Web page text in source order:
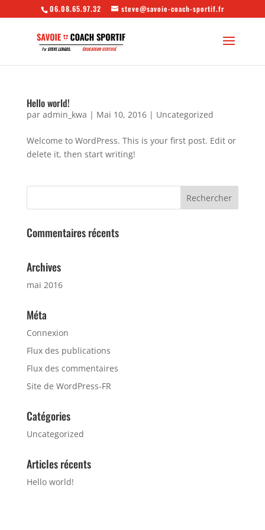
06.08.65.97.32 steve@savoie-coach-sportif.fr
Hello world!
par admin_kwa | Mai 10, 2016| Uncategorized
Welcome to WordPress. This is your first post. Edit or
delete it, then start writing!
Commentaires récents
Archives
mai 2016
Méta
Connexion
Flux des publications
Flux des commentaires
Site de WordPress-FR
Catégories
Uncategorized
Articles récents
Hello world!